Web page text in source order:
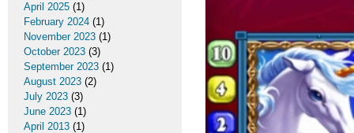
April 2025 (1)
February 2024 (1)
November 2023 (1)
October 2023 (3)
September 2023 (1)
August 2023 (2)
July 2023 (3)
June 2023 (1)
April 2013 (1)